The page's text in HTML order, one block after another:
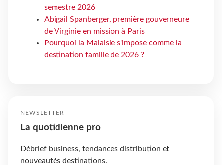
semestre 2026
Abigail Spanberger, première gouverneure
de Virginie en mission à Paris
Pourquoi la Malaisie s'impose comme la
destination famille de 2026 ?
NEWSLETTER
La quotidienne pro
Débrief business, tendances distribution et
nouveautés destinations.